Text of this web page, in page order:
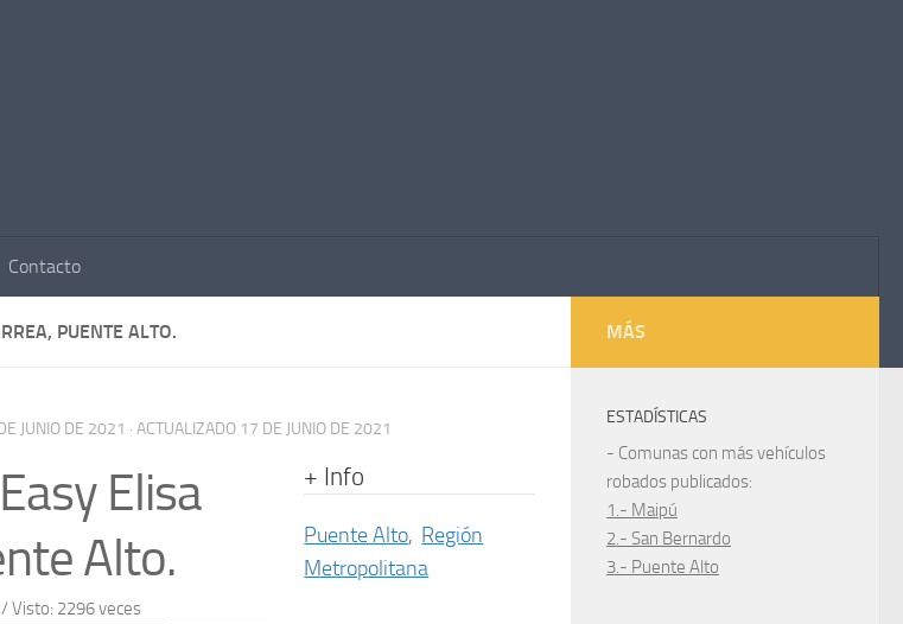
Contacto
PUENTE ALTO.
JUNIO DE 2021 · ACTUALIZADO 17 DE JUNIO DE 2021
Elisa
Alto.
/ Visto: 2296 veces
+ Info
Puente Alto, Región
Metropolitana
MÁS
ESTADÍSTICAS
- Comunas con más vehículos
robados publicados:
1.- Maipú
2.- San Bernardo
3.- Puente Alto